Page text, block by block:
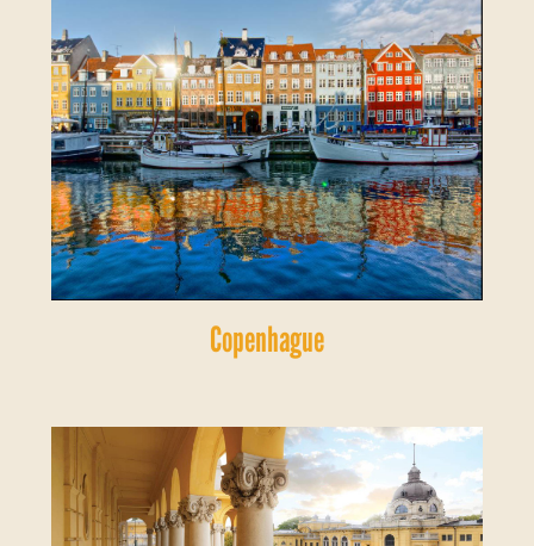
Copenhague